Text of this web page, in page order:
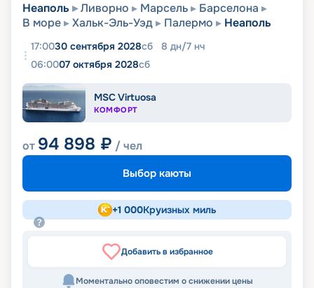
Неаполь Ливорно Марсель
Барселона
В море
Хальк-Эль-Уэд Палермо Неаполь
17:0030 сентября 2028сб 8 дн/7 нч
06:0007 октября 2028сб
MSC Virtuosa
КОМФОРТ
от 94 898 ₽ / чел
Выбор каюты
+1 000Круизных миль
Добавить в избранное
Моментально оповестим о снижении цены